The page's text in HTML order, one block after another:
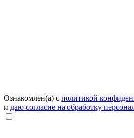
Ознакомлен(а) с политикой
и даю согласие на обработку